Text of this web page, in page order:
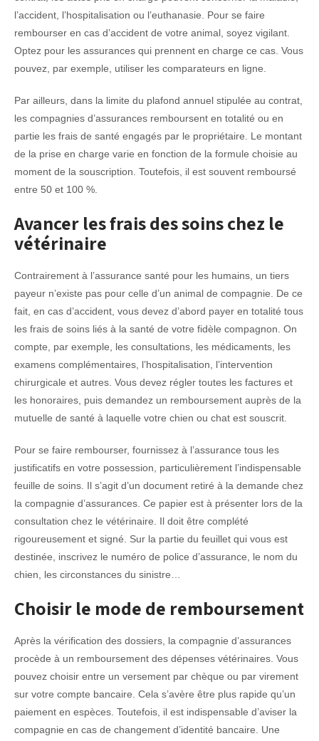
l’accident, l’hospitalisation ou l’euthanasie. Pour se faire
rembourser en cas d’accident de votre animal, soyez vigilant.
Optez pour les assurances qui prennent en charge ce cas. Vous
pouvez, par exemple, utiliser les comparateurs en ligne.
Par ailleurs, dans la limite du plafond annuel stipulée au contrat,
les compagnies d’assurances remboursent en totalité ou en
partie les frais de santé engagés par le propriétaire. Le montant
de la prise en charge varie en fonction de la formule choisie au
moment de la souscription. Toutefois, il est souvent remboursé
entre 50 et 100 %.
Avancer les frais des soins chez le
vétérinaire
Contrairement à l’assurance santé pour les humains, un tiers
payeur n’existe pas pour celle d’un animal de compagnie. De ce
fait, en cas d’accident, vous devez d’abord payer en totalité tous
les frais de soins liés à la santé de votre fidèle compagnon. On
compte, par exemple, les consultations, les médicaments, les
examens complémentaires, l’hospitalisation, l’intervention
chirurgicale et autres. Vous devez régler toutes les factures et
les honoraires, puis demandez un remboursement auprès de la
mutuelle de santé à laquelle votre chien ou chat est souscrit.
Pour se faire rembourser, fournissez à l’assurance tous les
justificatifs en votre possession, particulièrement l’indispensable
feuille de soins. Il s’agit d’un document retiré à la demande chez
la compagnie d’assurances. Ce papier est à présenter lors de la
consultation chez le vétérinaire. Il doit être complété
rigoureusement et signé. Sur la partie du feuillet qui vous est
destinée, inscrivez le numéro de police d’assurance, le nom du
chien, les circonstances du sinistre…
Choisir le mode de remboursement
Après la vérification des dossiers, la compagnie d’assurances
procède à un remboursement des dépenses vétérinaires. Vous
pouvez choisir entre un versement par chèque ou par virement
sur votre compte bancaire. Cela s’avère être plus rapide qu’un
paiement en espèces. Toutefois, il est indispensable d’aviser la
compagnie en cas de changement d’identité bancaire. Une